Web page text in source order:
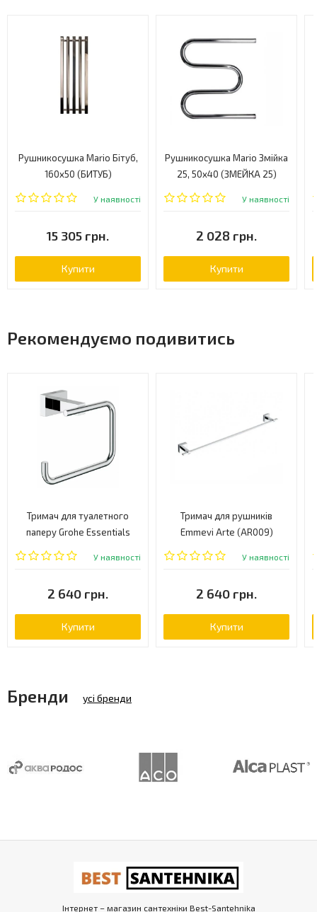
Рушникосушка Mario Бітуб,
160x50 (БИТУБ)
У наявності
15 305 грн.
Купити
Рушникосушка Mario Змійка
25, 50x40 (ЗМЕЙКА 25)
У наявності
2 028 грн.
Купити
Рекомендуємо подивитись
Тримач для туалетного
паперу Grohe Essentials
Cube (40507001)
У наявності
2 640 грн.
Купити
Тримач для рушників
Emmevi Arte (AR009)
У наявності
2 640 грн.
Купити
Бренди усі бренди
Інтернет – магазин сантехніки Best-Santehnika